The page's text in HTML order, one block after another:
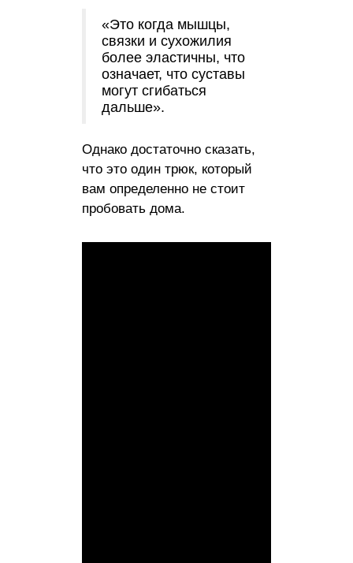
«Это когда мышцы,
связки и сухожилия
более эластичны, что
означает, что суставы
могут сгибаться
дальше».
Однако достаточно сказать,
что это один трюк, который
вам определенно не стоит
пробовать дома.